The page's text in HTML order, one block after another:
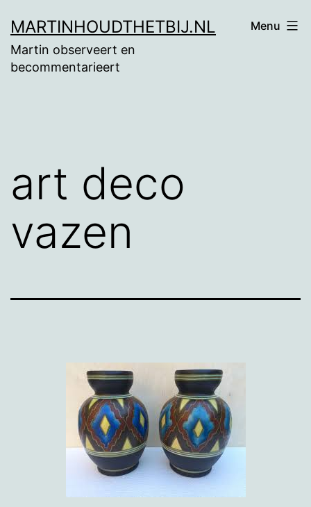
naar
de
MARTINHOUDTHETBIJ.NL
Martin observeert en
becommentarieert
Menu
art deco
vazen